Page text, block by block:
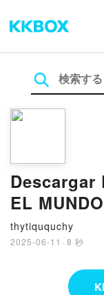
Descargar
EL MUNDO
thytiququchy
2025-06-11 · 8 秒